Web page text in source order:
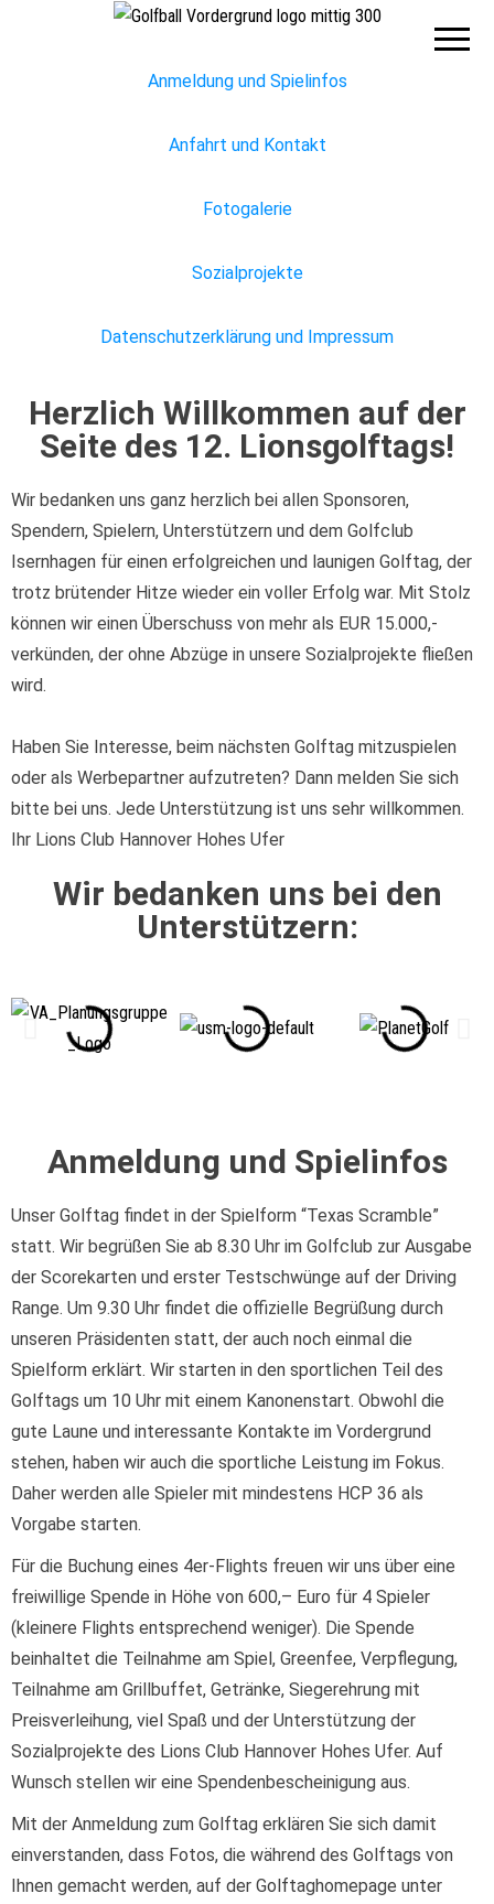
Anmeldung und Spielinfos
Anfahrt und Kontakt
Fotogalerie
Sozialprojekte
Datenschutzerklärung und Impressum
Herzlich Willkommen auf der
Seite des 12. Lionsgolftags!
Wir bedanken uns ganz herzlich bei allen Sponsoren,
Spendern, Spielern, Unterstützern und dem Golfclub
Isernhagen für einen erfolgreichen und launigen Golftag, der
trotz brütender Hitze wieder ein voller Erfolg war. Mit Stolz
können wir einen Überschuss von mehr als EUR 15.000,-
verkünden, der ohne Abzüge in unsere Sozialprojekte fließen
wird.
Haben Sie Interesse, beim nächsten Golftag mitzuspielen
oder als Werbepartner aufzutreten? Dann melden Sie sich
bitte bei uns. Jede Unterstützung ist uns sehr willkommen.
Ihr Lions Club Hannover Hohes Ufer
Wir bedanken uns bei den
Unterstützern:
Anmeldung und Spielinfos
Unser Golftag findet in der Spielform “Texas Scramble”
statt. Wir begrüßen Sie ab 8.30 Uhr im Golfclub zur Ausgabe
der Scorekarten und erster Testschwünge auf der Driving
Range. Um 9.30 Uhr findet die offizielle Begrüßung durch
unseren Präsidenten statt, der auch noch einmal die
Spielform erklärt. Wir starten in den sportlichen Teil des
Golftags um 10 Uhr mit einem Kanonenstart. Obwohl die
gute Laune und interessante Kontakte im Vordergrund
stehen, haben wir auch die sportliche Leistung im Fokus.
Daher werden alle Spieler mit mindestens HCP 36 als
Vorgabe starten.
Für die Buchung eines 4er-Flights freuen wir uns über eine
freiwillige Spende in Höhe von 600,– Euro für 4 Spieler
(kleinere Flights entsprechend weniger). Die Spende
beinhaltet die Teilnahme am Spiel, Greenfee, Verpflegung,
Teilnahme am Grillbuffet, Getränke, Siegerehrung mit
Preisverleihung, viel Spaß und der Unterstützung der
Sozialprojekte des Lions Club Hannover Hohes Ufer. Auf
Wunsch stellen wir eine Spendenbescheinigung aus.
Mit der Anmeldung zum Golftag erklären Sie sich damit
einverstanden, dass Fotos, die während des Golftags von
Ihnen gemacht werden, auf der Golftaghomepage unter